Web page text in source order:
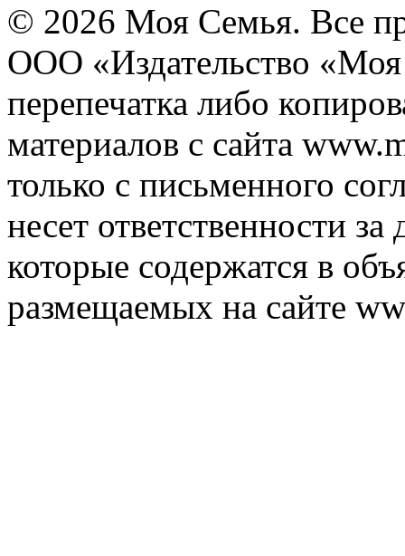
© 2026 Моя Семья. Все
ООО «Издательство
перепечатка либо
материалов с сайта
только с письменного
несет ответственности
которые содержатся в
размещаемых на сайте